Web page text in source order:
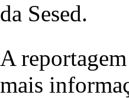
da Sesed.
A
mais